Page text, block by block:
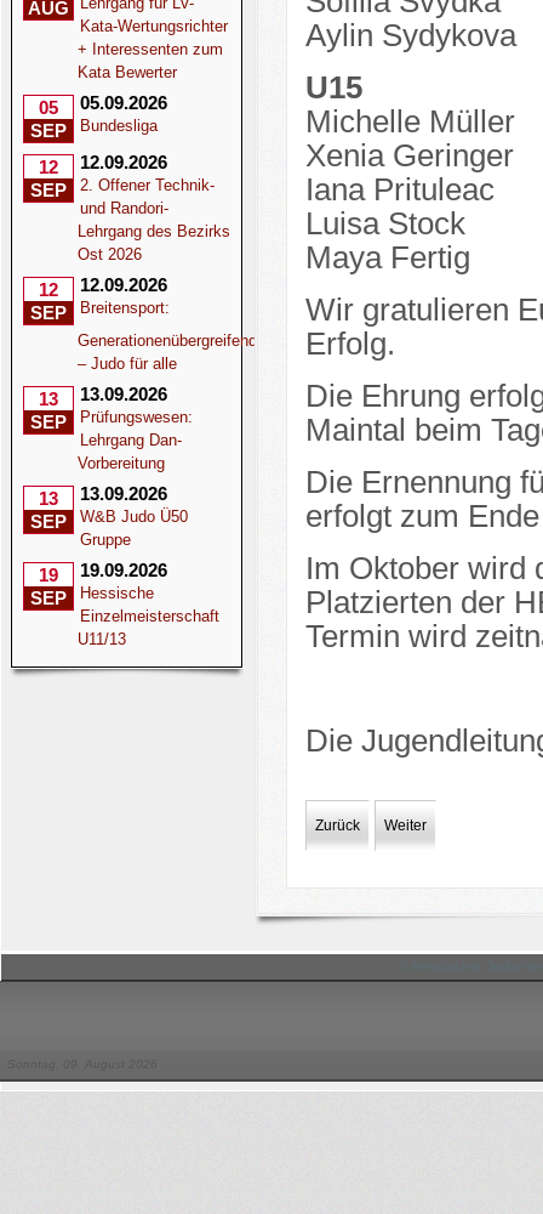
AUG
Kata-Wertungsrichter
+ Interessenten zum
Kata Bewerter
05
SEP
05.09.2026
Bundesliga
12
SEP
12.09.2026
2. Offener Technik-
und Randori-
Lehrgang des Bezirks
Ost 2026
12
SEP
12.09.2026
Breitensport:
Generationenübergreifend
– Judo für alle
13
SEP
13.09.2026
Prüfungswesen:
Lehrgang Dan-
Vorbereitung
13
SEP
13.09.2026
W&B Judo Ü50
Gruppe
19
SEP
19.09.2026
Hessische
Einzelmeisterschaft
U11/13
Aylin Sydykova
U15
Michelle Müller
Xenia Geringer
Iana Prituleac
Luisa Stock
Maya Fertig
Wir gratulieren
Erfolg.
Die Ehrung
Maintal beim
Die Ernennung
erfolgt zum
Im Oktober wird
Platzierten der
Termin wird
Die
Zurück Weiter